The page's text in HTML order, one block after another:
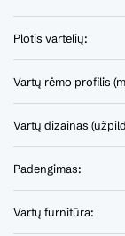
Plotis vartelių:
Vartų rėmo profilis
Vartų dizainas
Padengimas:
Vartų furnitūra: